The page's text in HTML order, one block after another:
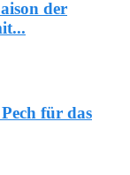
der
für das